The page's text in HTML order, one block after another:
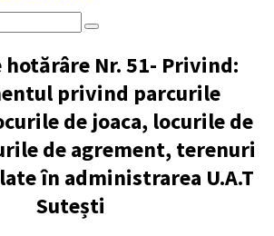
hotărâre Nr. 51- Privind:
privind parcurile
de joaca, locurile de
de agrement, terenuri
în administrarea U.A.T
Sutești